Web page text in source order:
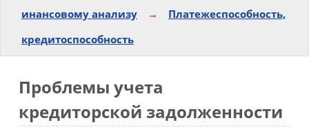
инансовому анализу
→
Платежеспособность,
кредитоспособность
Проблемы учета
кредиторской задолженности